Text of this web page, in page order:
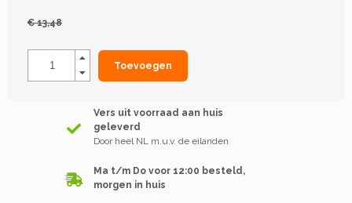
€ 13,48
Toevoegen
Vers uit voorraad aan huis
geleverd
Door heel NL m.u.v. de eilanden
Ma t/m Do voor 12:00 besteld,
morgen in huis